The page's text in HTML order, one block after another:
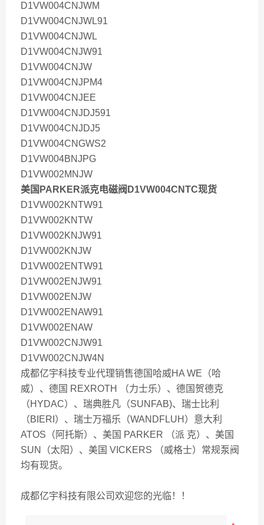
D1VW004CNJWM
D1VW004CNJWL91
D1VW004CNJWL
D1VW004CNJW91
D1VW004CNJW
D1VW004CNJPM4
D1VW004CNJEE
D1VW004CNJDJ591
D1VW004CNJDJ5
D1VW004CNGWS2
D1VW004BNJPG
D1VW002MNJW
美国PARKER派克电磁阀D1VW004CNTC现货
D1VW002KNTW91
D1VW002KNTW
D1VW002KNJW91
D1VW002KNJW
D1VW002ENTW91
D1VW002ENJW91
D1VW002ENJW
D1VW002ENAW91
D1VW002ENAW
D1VW002CNJW91
D1VW002CNJW4N
成都亿宇科技专业代理销售德国哈威HA WE（哈
威）、德国 REXROTH （力士乐）、德国贺德克
（HYDAC）、瑞典胜凡（SUNFAB)、瑞士比利
（BIERI）、瑞士万福乐（WANDFLUH）意大利
ATOS（阿托斯）、美国 PARKER （派 克）、美国
SUN（太阳）、美国 VICKERS （威格士）常规泵阀
均有现货。
成都亿宇科技有限公司欢迎您的光临！！